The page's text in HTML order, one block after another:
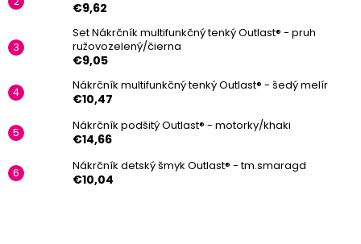
€9,62
Set Nákrčník multifunkčný tenký Outlast® - pruh
ružovozelený/čierna
€9,05
Nákrčník multifunkčný tenký Outlast® - šedý melír
€10,47
Nákrčník podšitý Outlast® - motorky/khaki
€14,66
Nákrčník detský šmyk Outlast® - tm.smaragd
€10,04